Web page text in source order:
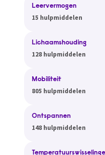
Leervermogen
15 hulpmiddelen
Lichaamshouding
128 hulpmiddelen
Mobiliteit
805 hulpmiddelen
Ontspannen
148 hulpmiddelen